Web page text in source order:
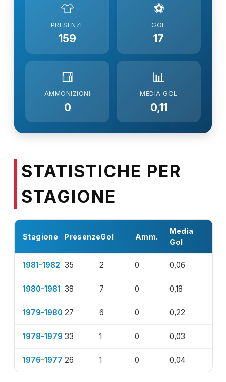
👕
PRESENZE
159
⚽
GOL
17
🟨
AMMONIZIONI
0
📊
MEDIA GOL
0,11
STATISTICHE PER
STAGIONE
Stagione PresenzeGol Amm.
Media
Gol
1981-1982 35 2 0 0,06
1980-1981 38 7 0 0,18
1979-1980 27 6 0 0,22
1978-1979 33 1 0 0,03
1976-1977 26 1 0 0,04